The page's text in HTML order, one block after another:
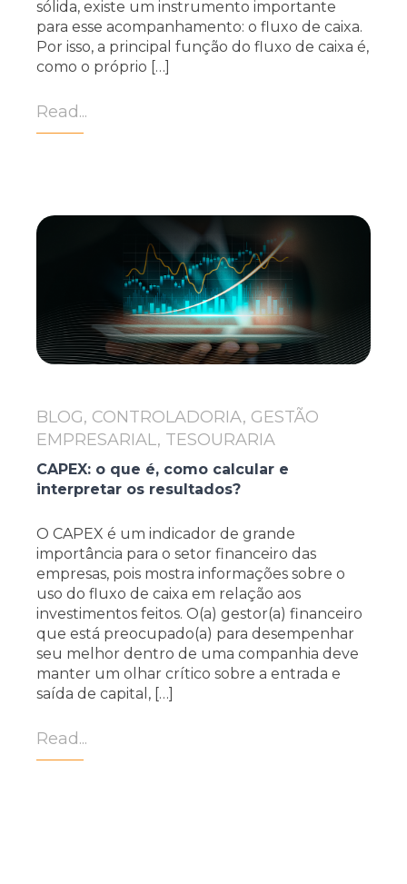
sólida, existe um instrumento importante
para esse acompanhamento: o fluxo de caixa.
Por isso, a principal função do fluxo de caixa é,
como o próprio […]
Read...
BLOG, CONTROLADORIA, GESTÃO
EMPRESARIAL, TESOURARIA
CAPEX: o que é, como calcular e
interpretar os resultados?
O CAPEX é um indicador de grande
importância para o setor financeiro das
empresas, pois mostra informações sobre o
uso do fluxo de caixa em relação aos
investimentos feitos. O(a) gestor(a) financeiro
que está preocupado(a) para desempenhar
seu melhor dentro de uma companhia deve
manter um olhar crítico sobre a entrada e
saída de capital, […]
Read...